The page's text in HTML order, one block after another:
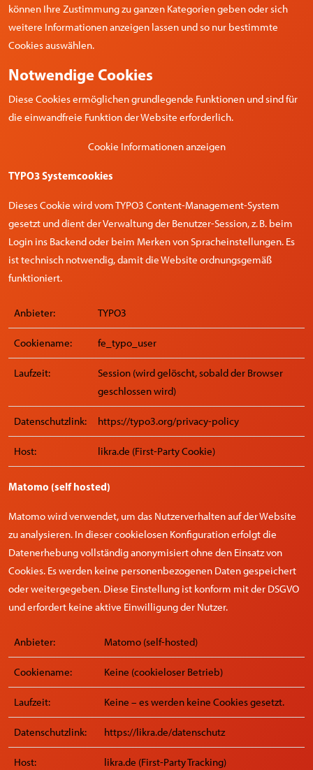
können Ihre Zustimmung zu ganzen Kategorien geben oder sich
weitere Informationen anzeigen lassen und so nur bestimmte
Cookies auswählen.
Notwendige Cookies
Diese Cookies ermöglichen grundlegende Funktionen und sind für
die einwandfreie Funktion der Website erforderlich.
Cookie Informationen anzeigen
TYPO3 Systemcookies
Dieses Cookie wird vom TYPO3 Content-Management-System
gesetzt und dient der Verwaltung der Benutzer-Session, z. B. beim
Login ins Backend oder beim Merken von Spracheinstellungen. Es
ist technisch notwendig, damit die Website ordnungsgemäß
funktioniert.
Anbieter: TYPO3
Cookiename: fe_typo_user
Laufzeit:
Session (wird gelöscht, sobald der Browser
geschlossen wird)
Datenschutzlink: https://typo3.org/privacy-policy
Host: likra.de (First-Party Cookie)
Matomo (self hosted)
Matomo wird verwendet, um das Nutzerverhalten auf der Website
zu analysieren. In dieser cookielosen Konfiguration erfolgt die
Datenerhebung vollständig anonymisiert ohne den Einsatz von
Cookies. Es werden keine personenbezogenen Daten gespeichert
oder weitergegeben. Diese Einstellung ist konform mit der DSGVO
und erfordert keine aktive Einwilligung der Nutzer.
Anbieter: Matomo (self-hosted)
Cookiename: Keine (cookieloser Betrieb)
Laufzeit: Keine – es werden keine Cookies gesetzt.
Datenschutzlink: https://likra.de/datenschutz
Host: likra.de (First-Party Tracking)